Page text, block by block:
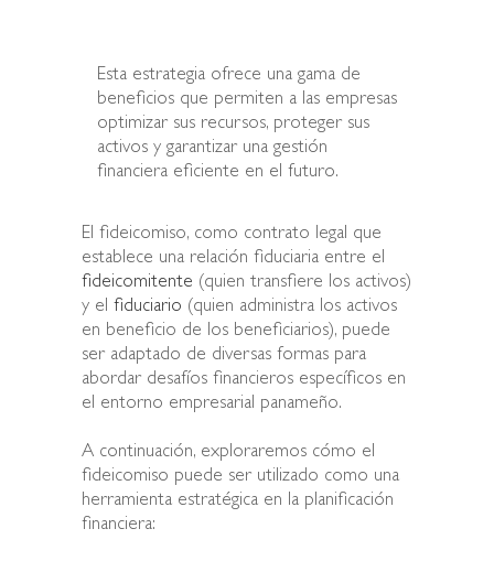
Esta estrategia ofrece una gama de
beneficios que permiten a las empresas
optimizar sus recursos, proteger sus
activos y garantizar una gestión
financiera eficiente en el futuro.
El fideicomiso, como contrato legal que
establece una relación fiduciaria entre el
fideicomitente (quien transfiere los activos)
y el fiduciario (quien administra los activos
en beneficio de los beneficiarios), puede
ser adaptado de diversas formas para
abordar desafíos financieros específicos en
el entorno empresarial panameño.
A continuación, exploraremos cómo el
fideicomiso puede ser utilizado como una
herramienta estratégica en la planificación
financiera: